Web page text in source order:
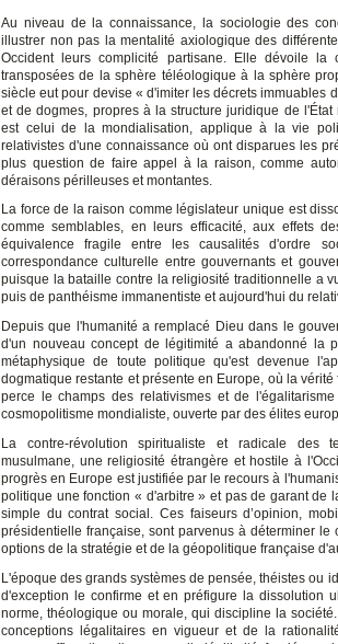
Au niveau de la connaissance, la sociologie des
illustrer non pas la mentalité axiologique des
Occident leurs complicité partisane. Elle dévoile la
transposées de la sphère téléologique à la sphère
siècle eut pour devise « d'imiter les décrets immuables
et de dogmes, propres à la structure juridique de
est celui de la mondialisation, applique à la vie
relativistes d'une connaissance où ont disparues les
plus question de faire appel à la raison, comme
déraisons périlleuses et montantes.
La force de la raison comme législateur unique est
comme semblables, en leurs efficacité, aux effets
équivalence fragile entre les causalités d'ordre
correspondance culturelle entre gouvernants et
puisque la bataille contre la religiosité traditionnelle a
puis de panthéisme immanentiste et aujourd'hui du
Depuis que l'humanité a remplacé Dieu dans le
d'un nouveau concept de légitimité a abandonné la
métaphysique de toute politique qu'est devenue
dogmatique restante et présente en Europe, où la
perce le champs des relativismes et de
cosmopolitisme mondialiste, ouverte par des élites
La contre-révolution spiritualiste et radicale des
musulmane, une religiosité étrangère et hostile à
progrès en Europe est justifiée par le recours à
politique une fonction « d'arbitre » et pas de garant de
simple du contrat social. Ces faiseurs d’opinion,
présidentielle française, sont parvenus à déterminer
options de la stratégie et de la géopolitique française
L'époque des grands systèmes de pensée, théistes ou
d'exception le confirme et en préfigure la dissolution
norme, théologique ou morale, qui discipline la
conceptions légalitaires en vigueur et de la